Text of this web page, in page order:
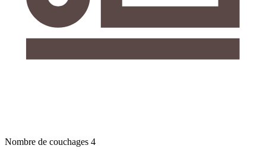
Nombre de couchages 4